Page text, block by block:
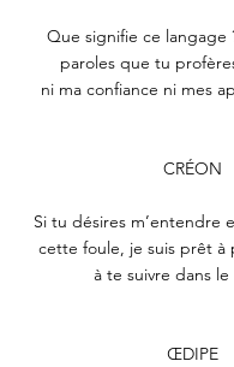
Que signifie ce langage
paroles que tu
ni ma confiance ni mes
CRÉON
Si tu désires m’entendre
cette foule, je suis prêt à
à te suivre dans le
ŒDIPE